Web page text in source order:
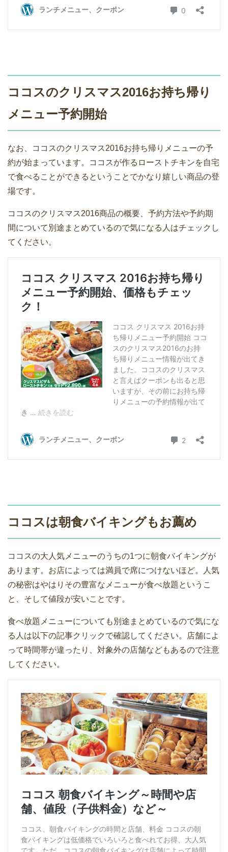
ココスのクリスマス2016お持ち帰り
メニュー予約開始
なお、ココスのクリスマス2016お持ち帰りメニューの予
約が始まっています。ココスが作るローストチキンを自宅
で食べることができるということでかなり嬉しい商品の登
場です。
ココスのクリスマス2016商品の概要、予約方法や予約期
間について別途まとめているので気になる人はチェックし
てください。
ココスは朝食バイキングもお薦め
ココスの大人気メニューのうちの1つに朝食バイキングが
あります。お店によっては満員で席につけないほど。人気
の秘密はやはりその豊富なメニューが食べ放題というこ
と、そして値段が安いことです。
食べ放題メニューについても別途まとめているので気にな
る人は以下の記事クリックで確認してください。店舗によ
って時間帯が違ったり、対象外の店舗などもあるので注意
してください。